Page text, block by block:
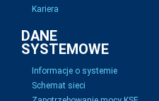
Kariera
DANE
SYSTEMOWE
Informacje o systemie
Schemat sieci